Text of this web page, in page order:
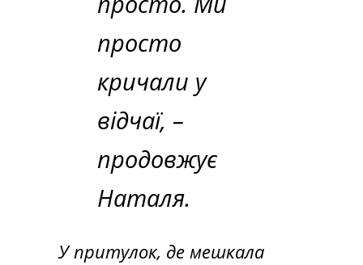
просто
кричали у
відчаї, –
продовжує
Наталя.
У притулок, де мешкала